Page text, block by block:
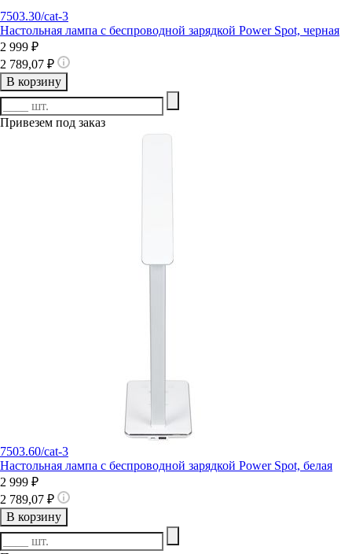
7503.30/cat-3
Настольная лампа с беспроводной зарядкой Power Spot, черная
2 999 ₽
2 789,07 ₽
В корзину
Привезем под заказ
7503.60/cat-3
Настольная лампа с беспроводной зарядкой Power Spot, белая
2 999 ₽
2 789,07 ₽
В корзину